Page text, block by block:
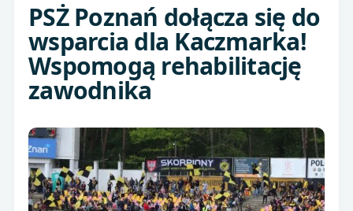
PSŻ Poznań dołącza się do
wsparcia dla Kaczmarka!
Wspomogą rehabilitację
zawodnika